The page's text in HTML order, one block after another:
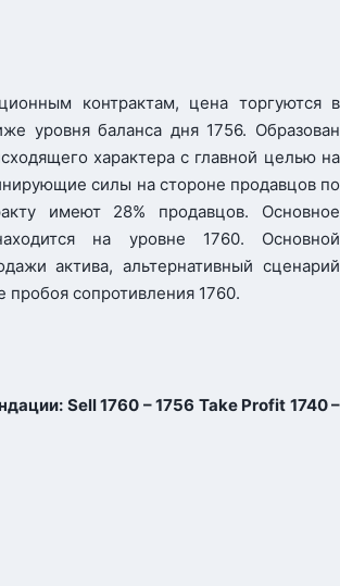
контрактам, цена торгуются в
уровня баланса дня 1756. Образован
характера с главной целью на
силы на стороне продавцов по
имеют 28% продавцов. Основное
на уровне 1760. Основной
актива, альтернативный сценарий
пробоя сопротивления 1760.
Sell 1760 – 1756 Take Profit 1740 –